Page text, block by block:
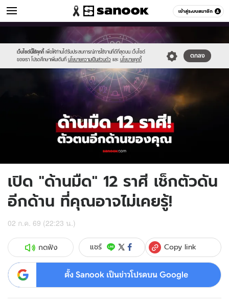
เข้าสู่ระบบสมาชิก
ดูดวง หมวดอื่นๆ
เว็บไซต์นี้ใช้คุกกี้ เพื่อให้ท่านได้รับประสบการณ์การใช้งานที่ดีที่สุดบน เว็บไซต์
ของเรา โปรดศึกษาเพิ่มเติมที่ นโยบายความเป็นส่วนตัว และ นโยบายคุกกี้
ตกลง
//s.isanook.com/sr/0/images/logo-
new-
sanook.png
//s.isanook.com/ho/0/ud/65/329546/new-
thumbnail1200x720_v2-
20.jpg
เปิด "ด้านมืด" 12 ราศี เช็กตัวดัน
อีกด้าน ที่คุณอาจไม่เคยรู้!
02 ก.ค. 69 (22:23 น.)
กดฟัง แชร์ Copy link
ตั้ง Sanook เป็นข่าวโปรดบน Google